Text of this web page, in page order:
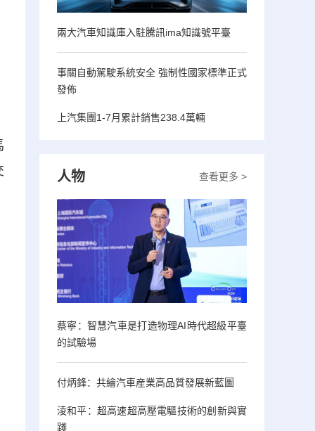
兩大汽車知識庫入駐騰訊ima知識號平臺
事關自動駕駛系統安全 強制性國家標準正式
發佈
上汽集團1-7月累計銷售238.4萬輛
查看更多 >
人物
蔡寧：智慧汽車是打造物理AI時代超級平臺
的試驗場
付炳鋒：共繪汽車産業高品質發展新藍圖
淩和平：超高速超高壓電驅技術的創新與實
踐